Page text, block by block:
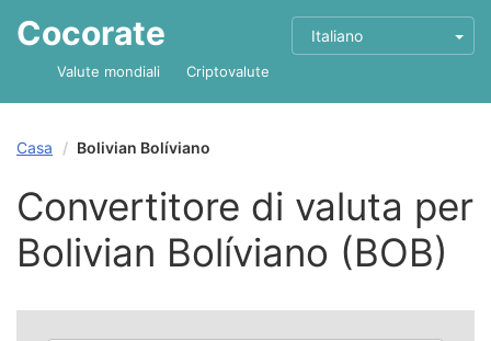
Cocorate Italiano
Valute mondiali Criptovalute
Casa Bolivian Bolíviano
Convertitore di valuta per
Bolivian Bolíviano (BOB)